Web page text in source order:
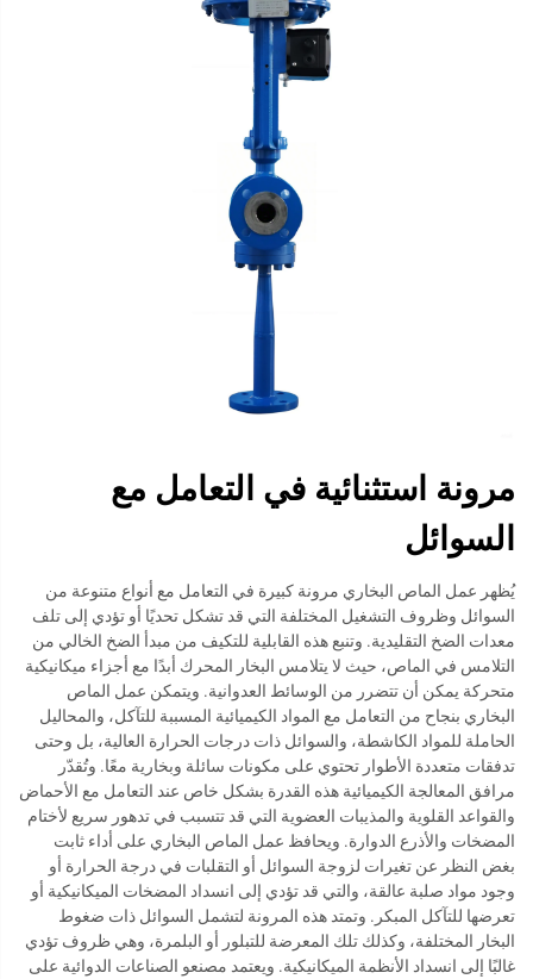
مرونة استثنائية في التعامل مع
السوائل
يُظهر عمل الماص البخاري مرونة كبيرة في التعامل مع أنواع متنوعة من
السوائل وظروف التشغيل المختلفة التي قد تشكل تحديًا أو تؤدي إلى تلف
معدات الضخ التقليدية. وتنبع هذه القابلية للتكيف من مبدأ الضخ الخالي من
التلامس في الماص، حيث لا يتلامس البخار المحرك أبدًا مع أجزاء ميكانيكية
متحركة يمكن أن تتضرر من الوسائط العدوانية. ويتمكن عمل الماص
البخاري بنجاح من التعامل مع المواد الكيميائية المسببة للتآكل، والمحاليل
الحاملة للمواد الكاشطة، والسوائل ذات درجات الحرارة العالية، بل وحتى
تدفقات متعددة الأطوار تحتوي على مكونات سائلة وبخارية معًا. وتُقدّر
مرافق المعالجة الكيميائية هذه القدرة بشكل خاص عند التعامل مع الأحماض
والقواعد القلوية والمذيبات العضوية التي قد تتسبب في تدهور سريع لأختام
المضخات والأذرع الدوارة. ويحافظ عمل الماص البخاري على أداء ثابت
بغض النظر عن تغيرات لزوجة السوائل أو التقلبات في درجة الحرارة أو
وجود مواد صلبة عالقة، والتي قد تؤدي إلى انسداد المضخات الميكانيكية أو
تعرضها للتآكل المبكر. وتمتد هذه المرونة لتشمل السوائل ذات ضغوط
البخار المختلفة، وكذلك تلك المعرضة للتبلور أو البلمرة، وهي ظروف تؤدي
غالبًا إلى انسداد الأنظمة الميكانيكية. ويعتمد مصنعو الصناعات الدوائية على